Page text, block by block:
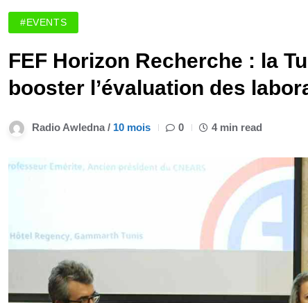
#EVENTS
FEF Horizon Recherche : la
booster l’évaluation des
Radio Awledna / 10 mois 0 4 min read